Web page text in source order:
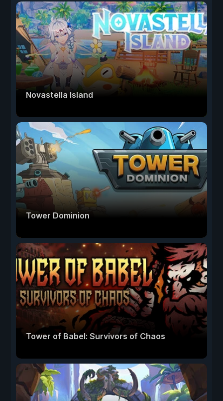
Novastella Island
Tower Dominion
Tower of Babel: Survivors of Chaos